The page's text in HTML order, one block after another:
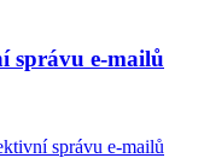
správu e-mailů
správu e-mailů